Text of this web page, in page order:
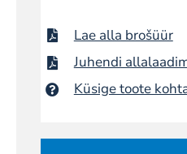
Lae alla brošüür
Juhendi
Küsige toote